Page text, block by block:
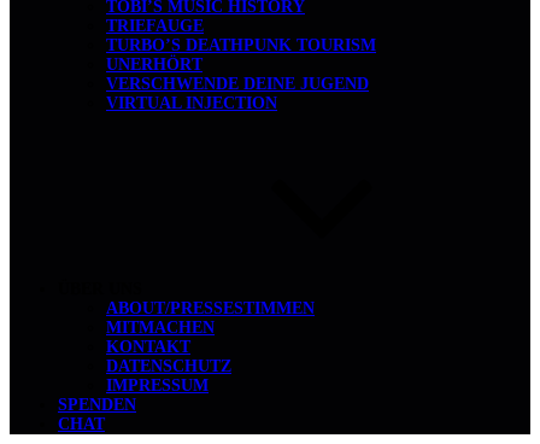
TOBI’S MUSIC HISTORY
TRIEFAUGE
TURBO’S DEATHPUNK TOURISM
UNERHÖRT
VERSCHWENDE DEINE JUGEND
VIRTUAL INJECTION
ABOUT/PRESSESTIMMEN
MITMACHEN
KONTAKT
DATENSCHUTZ
IMPRESSUM
SPENDEN
CHAT